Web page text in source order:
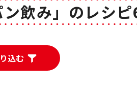
ン飲み」のレシ
込む